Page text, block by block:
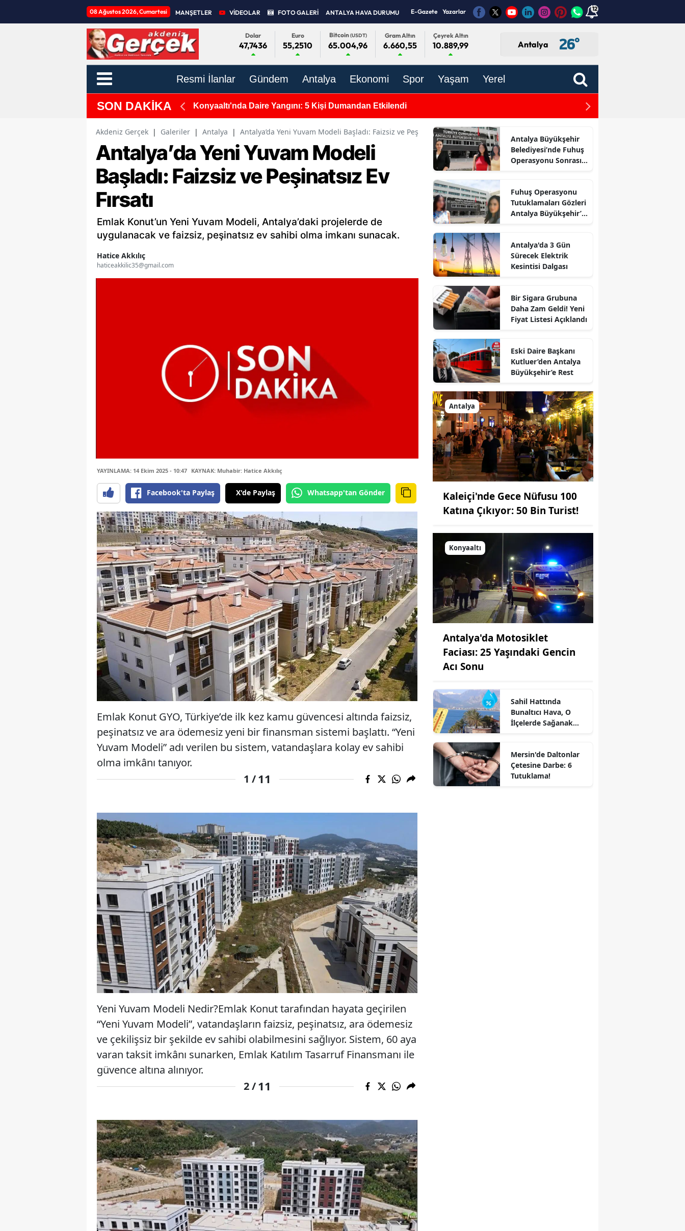
08 Ağustos 2026, Cumartesi MANŞETLER VİDEOLAR FOTO GALERİ ANTALYA HAVA DURUMU E-Gazete Yazarlar 12
Dolar
47,7436
Euro
55,2510
Bitcoin(USDT)
65.004,96
Gram Altın
6.660,55
Çeyrek Altın
10.889,99 Antalya 26°
Resmi İlanlar Gündem Antalya Ekonomi Spor Yaşam Yerel
SON DAKİKA Antalya'da Bugün Hangi Eczaneler Nöbetçi? (8 Ağustos) Kaleiçi'nde Gece Nüfusu
Akdeniz Gerçek | Galeriler | Antalya | Antalya’da Yeni Yuvam Modeli Başladı: Faizsiz ve Peşinatsız Ev Fırsatı
Antalya’da Yeni Yuvam Modeli
Başladı: Faizsiz ve Peşinatsız Ev
Fırsatı
Emlak Konut’un Yeni Yuvam Modeli, Antalya’daki projelerde de
uygulanacak ve faizsiz, peşinatsız ev sahibi olma imkanı sunacak.
Hatice Akkılıç
haticeakkilic35@gmail.com
YAYINLAMA: 14 Ekim 2025 - 10:47 KAYNAK: Muhabir: Hatice Akkılıç
Facebook'ta Paylaş X'de Paylaş Whatsapp'tan Gönder
Emlak Konut GYO, Türkiye’de ilk kez kamu güvencesi altında faizsiz,
peşinatsız ve ara ödemesiz yeni bir finansman sistemi başlattı. “Yeni
Yuvam Modeli” adı verilen bu sistem, vatandaşlara kolay ev sahibi
olma imkânı tanıyor.
1 /11
Yeni Yuvam Modeli Nedir?Emlak Konut tarafından hayata geçirilen
“Yeni Yuvam Modeli”, vatandaşların faizsiz, peşinatsız, ara ödemesiz
ve çekilişsiz bir şekilde ev sahibi olabilmesini sağlıyor. Sistem, 60 aya
varan taksit imkânı sunarken, Emlak Katılım Tasarruf Finansmanı ile
güvence altına alınıyor.
2 /11
Antalya Büyükşehir
Belediyesi’nde Fuhuş
Operasyonu Sonrası
Fuhuş Operasyonu
Tutuklamaları Gözleri
Antalya Büyükşehir’e
Antalya'da 3 Gün
Sürecek Elektrik
Kesintisi Dalgası
Bir Sigara Grubuna
Daha Zam Geldi! Yeni
Fiyat Listesi Açıklandı
Eski Daire Başkanı
Kutluer’den Antalya
Büyükşehir’e Rest
Antalya
Kaleiçi'nde Gece Nüfusu 100
Katına Çıkıyor: 50 Bin Turist!
Konyaaltı
Antalya'da Motosiklet
Faciası: 25 Yaşındaki Gencin
Acı Sonu
Sahil Hattında
Bunaltıcı Hava, O
İlçelerde Sağanak
Mersin'de Daltonlar
Çetesine Darbe: 6
Tutuklama!